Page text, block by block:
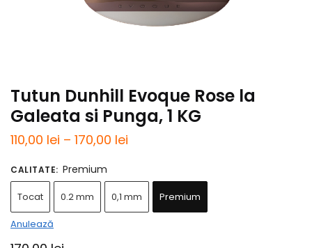
Tutun Dunhill Evoque Rose la
Galeata si Punga, 1 KG
110,00 lei – 170,00 lei
prețuri:
110,00 lei
CALITATE: Premium
Tocat 0.2 mm 0,1 mm Premium
Anulează